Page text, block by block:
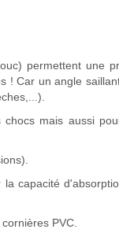
permettent une
! Car un angle
mais aussi
capacité
PVC.